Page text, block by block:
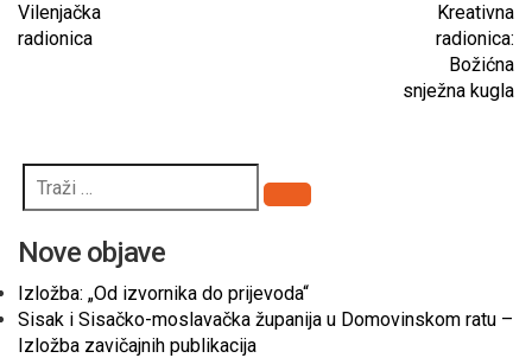
Vilenjačka
radionica
Kreativna
radionica:
Božićna
snježna kugla
Pretraži
Nove objave
Izložba: „Od izvornika do prijevoda“
Sisak i Sisačko-moslavačka županija u Domovinskom ratu –
Izložba zavičajnih publikacija